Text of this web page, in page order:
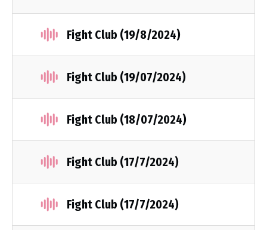
Fight Club (19/8/2024)
Fight Club (19/07/2024)
Fight Club (18/07/2024)
Fight Club (17/7/2024)
Fight Club (17/7/2024)